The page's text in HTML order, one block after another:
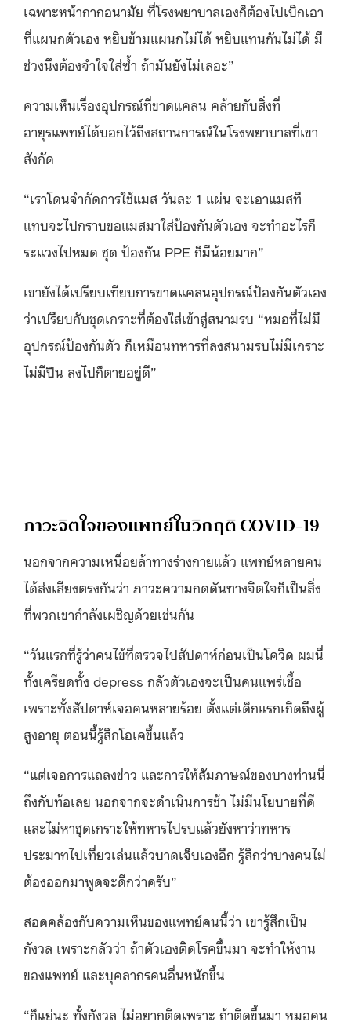
เฉพาะหน้ากากอนามัย ที่โรงพยาบาลเองก็ต้องไปเบิกเอา
ที่แผนกตัวเอง หยิบข้ามแผนกไม่ได้ หยิบแทนกันไม่ได้ มี
ช่วงนึงต้องจำใจใส่ซ้ำ ถ้ามันยังไม่เลอะ”
ความเห็นเรื่องอุปกรณ์ที่ขาดแคลน คล้ายกับสิ่งที่
อายุรแพทย์ได้บอกไว้ถึงสถานการณ์ในโรงพยาบาลที่เขา
สังกัด
“เราโดนจำกัดการใช้แมส วันละ 1 แผ่น จะเอาแมสที
แทบจะไปกราบขอแมสมาใส่ป้องกันตัวเอง จะทำอะไรก็
ระแวงไปหมด ชุด ป้องกัน PPE ก็มีน้อยมาก”
เขายังได้เปรียบเทียบการขาดแคลนอุปกรณ์ป้องกันตัวเอง
ว่าเปรียบกับชุดเกราะที่ต้องใส่เข้าสู่สนามรบ “หมอที่ไม่มี
อุปกรณ์ป้องกันตัว ก็เหมือนทหารที่ลงสนามรบไม่มีเกราะ
ไม่มีปืน ลงไปก็ตายอยู่ดี”
ภาวะจิตใจของแพทย์ในวิกฤติ COVID-19
นอกจากความเหนื่อยล้าทางร่างกายแล้ว แพทย์หลายคน
ได้ส่งเสียงตรงกันว่า ภาวะความกดดันทางจิตใจก็เป็นสิ่ง
ที่พวกเขากำลังเผชิญด้วยเช่นกัน
“วันแรกที่รู้ว่าคนไข้ที่ตรวจไปสัปดาห์ก่อนเป็นโควิด ผมนี่
ทั้งเครียดทั้ง depress กลัวตัวเองจะเป็นคนแพร่เชื้อ
เพราะทั้งสัปดาห์เจอคนหลายร้อย ตั้งแต่เด็กแรกเกิดถึงผู้
สูงอายุ ตอนนี้รู้สึกโอเคขึ้นแล้ว
“แต่เจอการแถลงข่าว และการให้สัมภาษณ์ของบางท่านนี่
ถึงกับท้อเลย นอกจากจะดำเนินการช้า ไม่มีนโยบายที่ดี
และไม่หาชุดเกราะให้ทหารไปรบแล้วยังหาว่าทหาร
ประมาทไปเที่ยวเล่นแล้วบาดเจ็บเองอีก รู้สึกว่าบางคนไม่
ต้องออกมาพูดจะดีกว่าครับ”
สอดคล้องกับความเห็นของแพทย์คนนี้ว่า เขารู้สึกเป็น
กังวล เพราะกลัวว่า ถ้าตัวเองติดโรคขึ้นมา จะทำให้งาน
ของแพทย์ และบุคลากรคนอื่นหนักขึ้น
“ก็แย่นะ ทั้งกังวล ไม่อยากติดเพราะ ถ้าติดขึ้นมา หมอคน